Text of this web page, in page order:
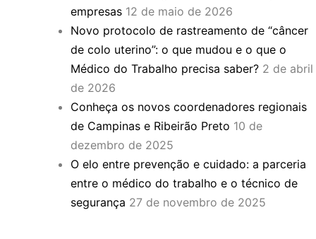
empresas 12 de maio de 2026
Novo protocolo de rastreamento de “câncer
de colo uterino”: o que mudou e o que o
Médico do Trabalho precisa saber? 2 de abril
de 2026
Conheça os novos coordenadores regionais
de Campinas e Ribeirão Preto 10 de
dezembro de 2025
O elo entre prevenção e cuidado: a parceria
entre o médico do trabalho e o técnico de
segurança 27 de novembro de 2025